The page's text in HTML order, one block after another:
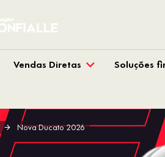
Vendas Diretas Soluções
Nova Ducato 2026